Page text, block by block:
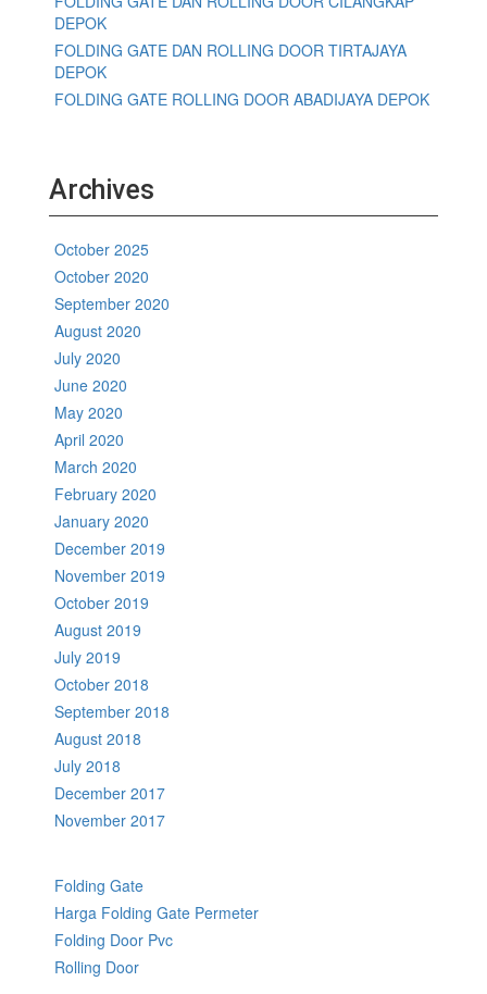
DEPOK
FOLDING GATE DAN ROLLING DOOR TIRTAJAYA
DEPOK
FOLDING GATE ROLLING DOOR ABADIJAYA DEPOK
Archives
October 2025
October 2020
September 2020
August 2020
July 2020
June 2020
May 2020
April 2020
March 2020
February 2020
January 2020
December 2019
November 2019
October 2019
August 2019
July 2019
October 2018
September 2018
August 2018
July 2018
December 2017
November 2017
Folding Gate
Harga Folding Gate Permeter
Folding Door Pvc
Rolling Door